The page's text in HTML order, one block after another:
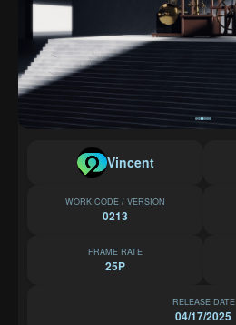
Vincent
WORK CODE / VERSION
0213
FRAME RATE
25P
RELEASE DATE
04/17/2025